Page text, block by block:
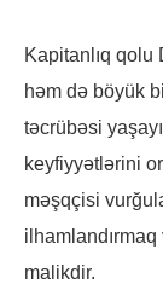
Kapitanlıq qolu
həm də böyük
təcrübəsi
keyfiyyətlərini
məşqçisi
ilhamlandırmaq
malikdir.